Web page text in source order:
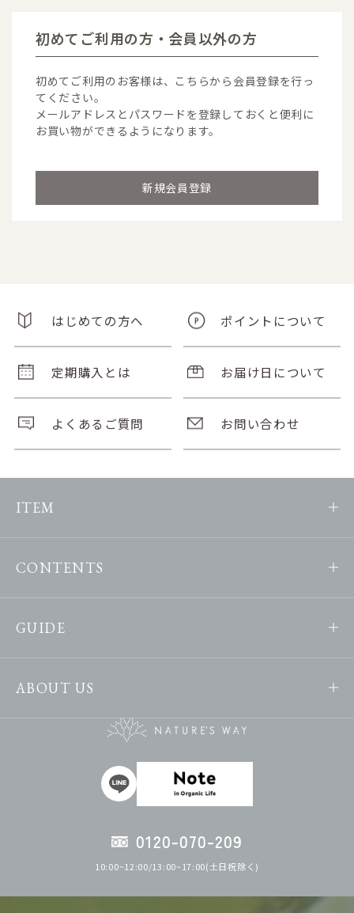
初めてご利用の方・会員以外の方
初めてご利用のお客様は、こちらから会員登録を行っ
てください。
メールアドレスとパスワードを登録しておくと便利に
お買い物ができるようになります。
はじめての方へ ポイントについて
定期購入とは お届け日について
よくあるご質問 お問い合わせ
ITEM
CONTENTS
GUIDE
ABOUT US
0120-070-209
10:00~12:00/13:00~17:00(土日祝除く)